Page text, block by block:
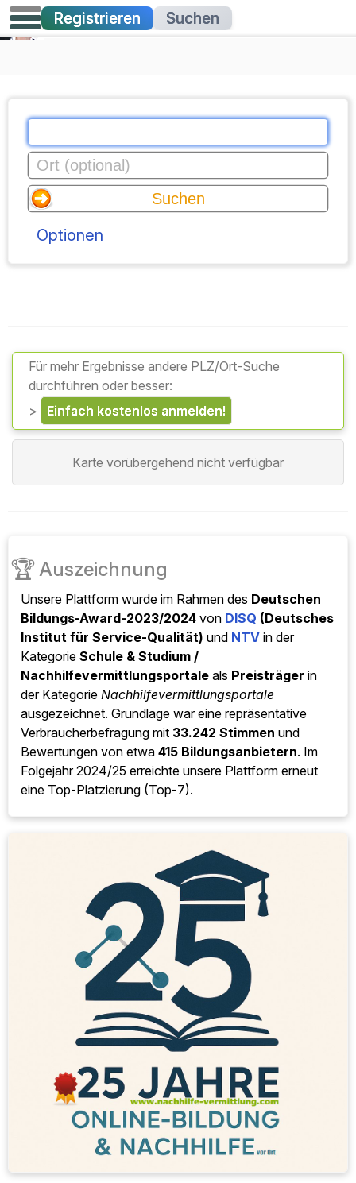
Nachhilfe
Registrieren Suchen
Optionen
Für mehr Ergebnisse andere PLZ/Ort-Suche
durchführen oder besser:
>
einfach kostenlos anmelden!
Karte vorübergehend nicht verfügbar
🏆Auszeichnung
Unsere Plattform wurde im Rahmen des Deutschen
Bildungs-Award-2023/2024 von DISQ (Deutsches
Institut für Service-Qualität) und NTV in der
Kategorie Schule & Studium /
Nachhilfevermittlungsportale als Preisträger in
der Kategorie Nachhilfevermittlungsportale
ausgezeichnet. Grundlage war eine repräsentative
Verbraucherbefragung mit 33.242 Stimmen und
Bewertungen von etwa 415 Bildungsanbietern. Im
Folgejahr 2024/25 erreichte unsere Plattform erneut
eine Top-Platzierung (Top-7).